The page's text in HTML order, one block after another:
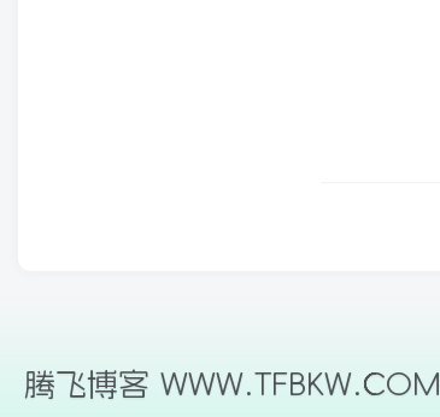
腾飞博客 WWW.TFBKW.COM